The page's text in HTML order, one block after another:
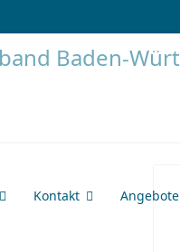
Kontakt Angebote